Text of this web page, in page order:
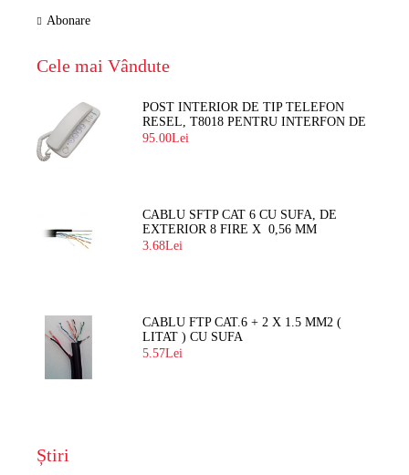
Abonare
Cele mai Vândute
POST INTERIOR DE TIP TELEFON
RESEL, T8018 PENTRU INTERFON DE
BLOC
95.00Lei
CABLU SFTP CAT 6 CU SUFA, DE
EXTERIOR 8 FIRE X 0,56 MM
3.68Lei
CABLU FTP CAT.6 + 2 X 1.5 MM2 (
LITAT ) CU SUFA
5.57Lei
Știri